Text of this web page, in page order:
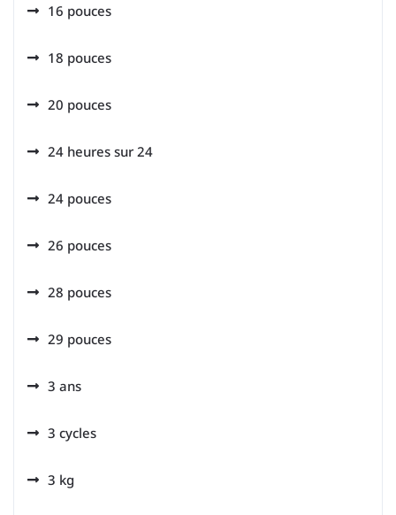
16 pouces
18 pouces
20 pouces
24 heures sur 24
24 pouces
26 pouces
28 pouces
29 pouces
3 ans
3 cycles
3 kg